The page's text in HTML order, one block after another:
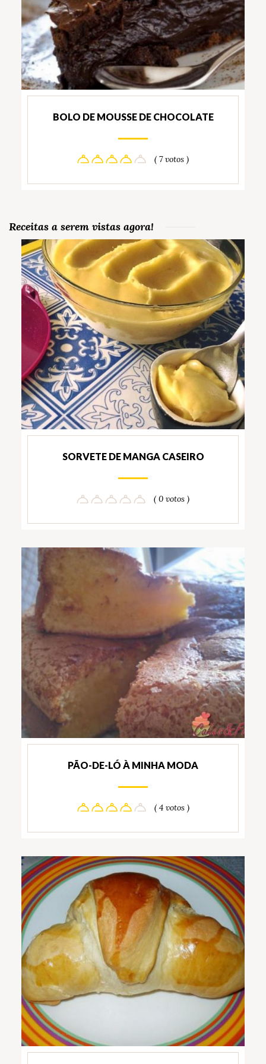
BOLO DE MOUSSE DE CHOCOLATE
( 7 votos )
Receitas a serem vistas agora!
SORVETE DE MANGA CASEIRO
( 0 votos )
PÃO-DE-LÓ À MINHA MODA
( 4 votos )